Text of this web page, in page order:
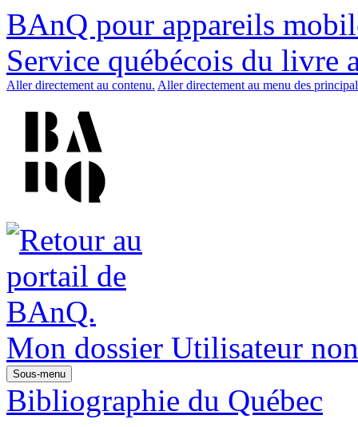
BAnQ pour appareils
Service québécois du livre
Aller directement au contenu. Aller directement au menu des
Mon dossier Utilisateur
Sous-menu
Bibliographie du Québec